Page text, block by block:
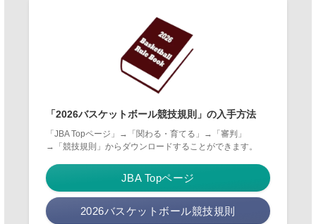
「2026バスケットボール競技規則」の入手方法
「JBA Topページ」→「関わる・育てる」→「審判」
→「競技規則」からダウンロードすることができます。
JBA Topページ
2026バスケットボール競技規則